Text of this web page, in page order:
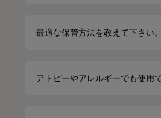
最適な保管方法を教えて下さい。
アトピーやアレルギーでも使用